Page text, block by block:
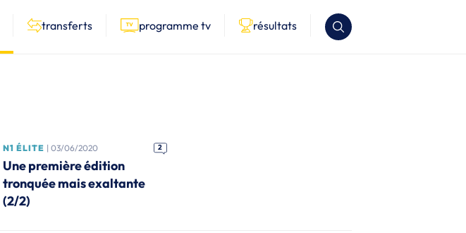
transferts programme tv résultats
N1 ÉLITE | 03/06/2020 2
Une première édition
tronquée mais exaltante
(2/2)